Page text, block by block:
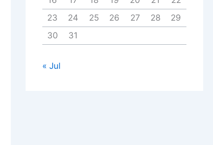
23
24 25 26 27 28
29
30
31
« Jul